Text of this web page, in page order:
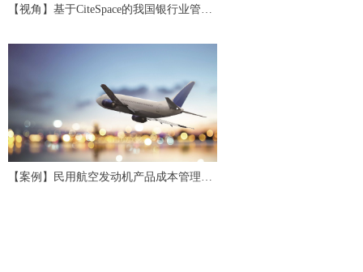
【视角】基于CiteSpace的我国银行业管理
【案例】民用航空发动机产品成本管理应